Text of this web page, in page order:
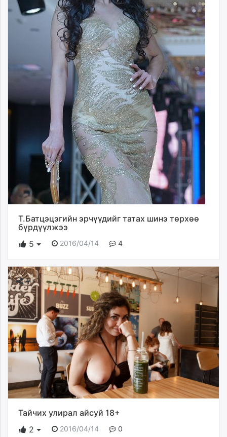
Т.Батцэцэгийн эрчүүдийг татах шинэ төрхөө
бүрдүүлжээ
5
2016/04/14 4
Тайчих улирал айсуй 18+
2
2016/04/14 0